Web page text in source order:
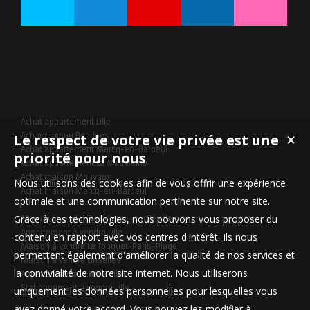
Achat appartement Lille
Achat maison Bondues
Achat appartement Marcq-en-Baroeul
Achat appartement La Madeleine
Achat maison Mouvaux
Achat maison Marcq-en-Baroeul
Maison à vendre Templeuve-en-Pévèle
Appartement à vendre Lille
Maison à vendre Le Touquet-Paris-Plage
Maison à vendre Linselles
Appartement à vendre Lille
Stationnement à vendre Lille
✕
Le respect de votre vie privée est une
priorité pour nous
Nous utilisons des cookies afin de vous offrir une expérience
optimale et une communication pertinente sur notre site.
Grace à ces technologies, nous pouvons vous proposer du
contenu en rapport avec vos centres d'intérêt. Ils nous
permettent également d'améliorer la qualité de nos services et
la convivialité de notre site internet. Nous utiliserons
uniquement les données personnelles pour lesquelles vous